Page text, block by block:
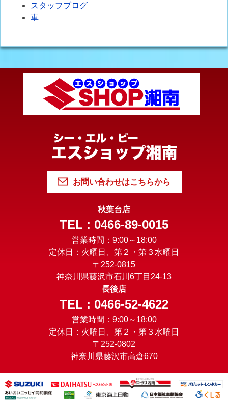
スタッフブログ
車
お問い合わせはこちらから
秋葉台店
TEL : 0466-89-0015
営業時間：9:00～18:00
定休日：火曜日、第２・第３水曜日
〒252-0815
神奈川県藤沢市石川6丁目24-13
長後店
TEL : 0466-52-4622
営業時間：9:00～18:00
定休日：火曜日、第２・第３水曜日
〒252-0802
神奈川県藤沢市高倉670